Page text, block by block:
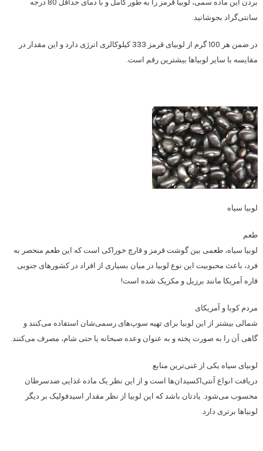
سانتی‌گراد بجوشانید.
در ضمن هر 100 گرم از لوبیای قرمز 333 کیلوکالری انرژی دارد و این مقدار در
مقایسه با سایر لوبیاها بیشترین رقم است.
لوبیا سیاه
طعم
لوبیا سیاه، طعمی بین گوشت قرمز و قارچ خوراکی است که این طعم منحصر به
فرد، باعث محبوبیت این نوع لوبیا در میان بسیاری از افراد در کشورهای جنوبی
قاره آمریکا مانند برزیل و مکزیک شده است!
مردم کوبا و آمریکای
شمالی بیشتر از این لوبیا برای تهیه سوپ‌های رسمی‌شان استفاده می‌کنند و
گاهی آن را به صورت پخته و به عنوان وعده صبحانه یا حتی شام، مصرف می‌کنند.
لوبیای سیاه یکی از غنی‌ترین منابع
دریافت انواع آنتی‌اکسیدان‌ها است و از این نظر یک ماده غذایی ضدسرطان
محسوب می‌شود. یادتان باشد که این لوبیا از نظر مقدار اسیدفولیک بر دیگر
لوبیاها برتری دارد.